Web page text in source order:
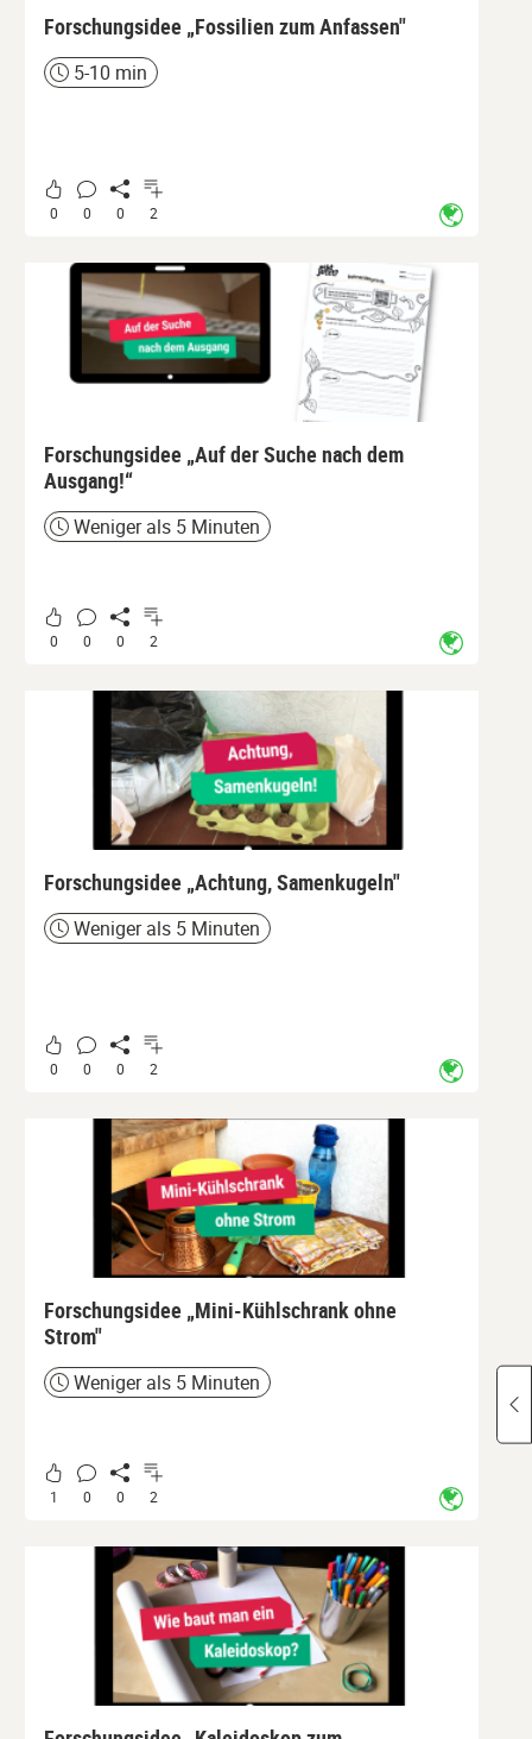
Forschungsidee „Fossilien zum Anfassen"
Zeit5-10 min
0 0 0 2
Forschungsidee „Auf der Suche nach dem
Ausgang!“
ZeitWeniger als 5 Minuten
0 0 0 2
Forschungsidee „Achtung, Samenkugeln"
ZeitWeniger als 5 Minuten
0 0 0 2
Forschungsidee „Mini-Kühlschrank ohne
Strom"
ZeitWeniger als 5 Minuten
1 0 0 2